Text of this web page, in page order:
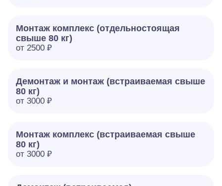
Монтаж комплекс (отдельностоящая
свыше 80 кг)
от 2500 ₽
Демонтаж и монтаж (встраиваемая свыше
80 кг)
от 3000 ₽
Монтаж комплекс (встраиваемая свыше
80 кг)
от 3000 ₽